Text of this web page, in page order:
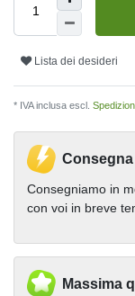
Lista dei desideri
* IVA inclusa escl.
Consegniamo in
con voi in breve
Massima